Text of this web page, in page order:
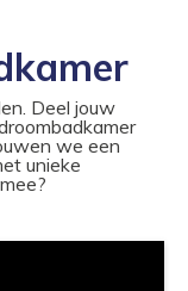
Deel jouw
we een
unieke